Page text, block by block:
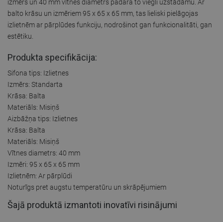
izmērs un 40 mm vītnes diametrs padara to viegli uzstādāmu. Ar
balto krāsu un izmēriem 95 x 65 x 65 mm, tas lieliski pielāgojas
izlietnēm ar pārplūdes funkciju, nodrošinot gan funkcionalitāti, gan
estētiku.
Produkta specifikācija:
Sifona tips: Izlietnes
Izmērs: Standarta
Krāsa: Balta
Materiāls: Misiņš
Aizbāžņa tips: Izlietnes
Krāsa: Balta
Materiāls: Misiņš
Vītnes diametrs: 40 mm
Izmēri: 95 x 65 x 65 mm
Izlietnēm: Ar pārplūdi
Noturīgs pret augstu temperatūru un skrāpējumiem
Šajā produktā izmantoti inovatīvi risinājumi